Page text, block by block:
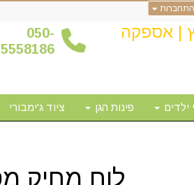
התחברות
| אספקה
050-
5558186
ילדים פינות הגן ציוד ג'ימבורי